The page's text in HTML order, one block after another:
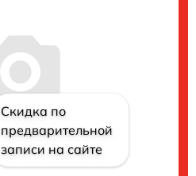
Скидка по
предварительной
записи на сайте